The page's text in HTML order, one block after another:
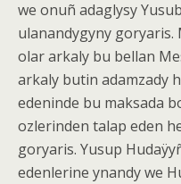
we onuñ adaglysy
ulanandygyny goryaris.
olar arkaly bu bellan
arkaly butin adamzady
edeninde bu maksada
ozlerinden talap eden
goryaris. Yusup
edenlerine ynandy we